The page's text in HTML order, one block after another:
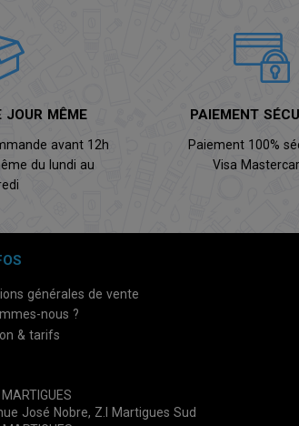
JOUR MÊME
avant 12h
du lundi au
PAIEMENT
Paiement 100%
Visa
générales de vente
nous ?
& tarifs
José Nobre, Z.I Martigues Sud